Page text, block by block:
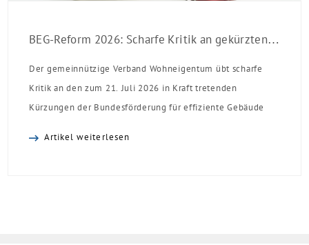
BEG-Reform 2026: Scharfe Kritik an gekürzten Sanierungsförderungen
Der gemeinnützige Verband Wohneigentum übt scharfe
Kritik an den zum 21. Juli 2026 in Kraft tretenden
Kürzungen der Bundesförderung für effiziente Gebäude
Artikel weiterlesen